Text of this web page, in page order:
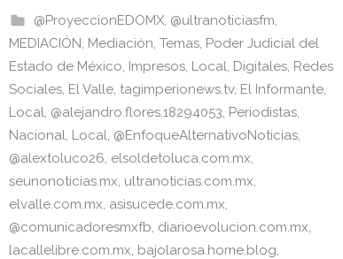
I
n
f
o
r
m
a
t
i
v
a
b
o
o
k
A
p
p
@ProyeccionEDOMX, @ultranoticiasfm
MEDIACIÓN Mediación ,Temas Poder Judicial del
Estado de México Impresos Local Digitales Redes
Sociales El Valle tagimperionews.tv, El Informante
Local @alejandro.flores.18294053 Periodistas
Nacional Local @EnfoqueAlternativoNoticias
@alextoluco26 elsoldetoluca.com.mx
seunonoticias.mx ultranoticias.com.mx
elvalle.com.mx asisucede.com.mx
@comunicadoresmxfb diarioevolucion.com.mx
lacallelibre.com.mx bajolarosa.home.blog